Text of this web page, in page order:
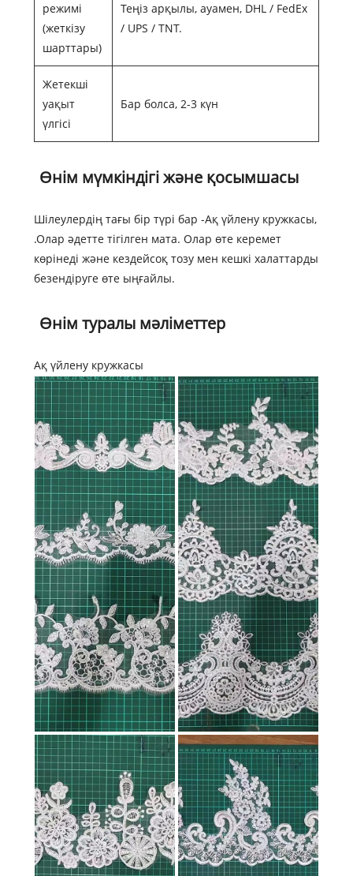
режимі
(жеткізу
шарттары)
Теңіз арқылы, ауамен, DHL / FedEx
/ UPS / TNT.
Жетекші
уақыт
үлгісі
Бар болса, 2-3 күн
Өнім мүмкіндігі және қосымшасы
Шілеулердің тағы бір түрі бар -Ақ үйлену кружкасы,
.Олар әдетте тігілген мата. Олар өте керемет
көрінеді және кездейсоқ тозу мен кешкі халаттарды
безендіруге өте ыңғайлы.
Өнім туралы мәліметтер
Ақ үйлену кружкасы